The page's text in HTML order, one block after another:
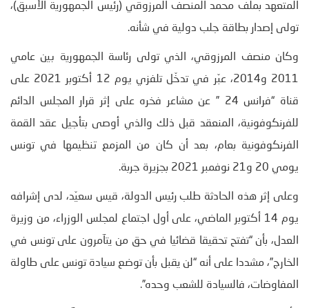
المتعهد بملف محمد المنصف المرزوقي (رئيس الجمهورية الأسبق)،
تولى إصدار بطاقة جلب دولية في شأنه.
وكان منصف المرزوقي، الذي تولى رئاسة الجمهورية بين عامي
2011 و2014، عبّر في تدخّل تلفزي يوم 12 أكتوبر 2021 على
قناة “فرانس 24 ” عن مشاعر فخره على إثر قرار المجلس الدائم
للفرنكوفونية، المنعقد قبل ذلك والذي أوصى بتأجيل عقد القمة
الفرنكوفونية بعام، بعد أن كان من المزمع تنظيمها في تونس
يومي 20 و21 نوفمبر 2021 بجزيرة جربة.
وعلى إثر هذه الحادثة طلب رئيس الدولة، قيس سعيّد، لدى إشرافه
يوم 14 أكتوبر الماضي، على أول اجتماع لمجلس الوزراء، من وزيرة
العدل، بأن “تفتح تحقيقا قضائيا في حق من يتآمرون على تونس في
الخارج”، مشددا على أنه “لن يقبل بأن توضع سيادة تونس على طاولة
المفاوضات، فالسيادة للشعب وحده”.